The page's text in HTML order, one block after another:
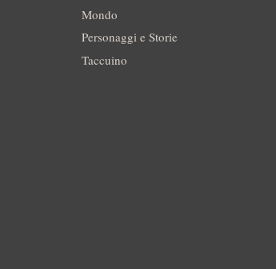
Mondo
Personaggi e Storie
Taccuino